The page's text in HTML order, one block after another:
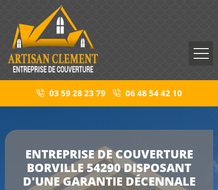
03 59 28 23 79 06 48 54 42 10
ENTREPRISE DE COUVERTURE
BORVILLE 54290 DISPOSANT
D'UNE GARANTIE DÉCENNALE